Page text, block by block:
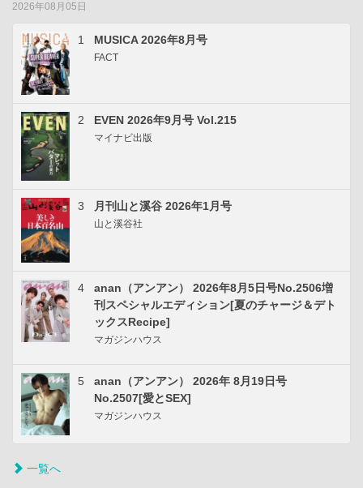
2026年08月05日
1 MUSICA 2026年8月号
FACT
2 EVEN 2026年9月号 Vol.215
マイナビ出版
3 月刊山と溪谷 2026年1月号
山と溪谷社
4
anan（アンアン） 2026年8月5日号No.2506増
刊スペシャルエディション[夏のチャージ＆デト
ックスRecipe]
マガジンハウス
5
anan（アンアン） 2026年 8月19日号
No.2507[愛とSEX]
マガジンハウス
一覧へ